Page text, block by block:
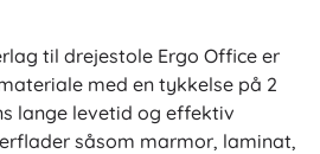
til drejestole Ergo Office er
med en tykkelse på 2
lange levetid og effektiv
såsom marmor, laminat,